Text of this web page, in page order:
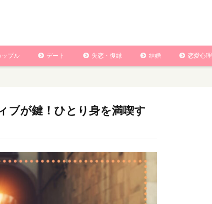
ップル デート 失恋・復縁 結婚 恋愛心理
ブが鍵！ひとり身を満喫す